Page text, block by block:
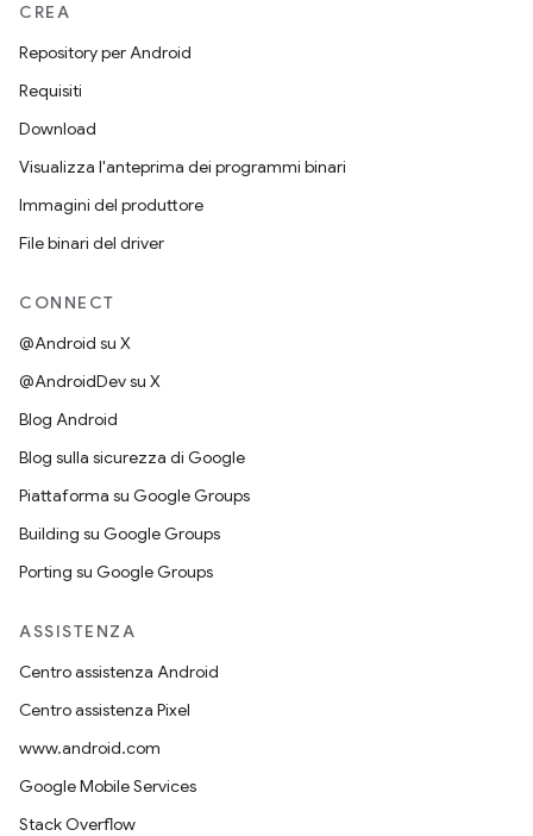
CREA
Repository per Android
Requisiti
Download
Visualizza l'anteprima dei programmi binari
Immagini del produttore
File binari del driver
CONNECT
@Android su X
@AndroidDev su X
Blog Android
Blog sulla sicurezza di Google
Piattaforma su Google Groups
Building su Google Groups
Porting su Google Groups
ASSISTENZA
Centro assistenza Android
Centro assistenza Pixel
www.android.com
Google Mobile Services
Stack Overflow